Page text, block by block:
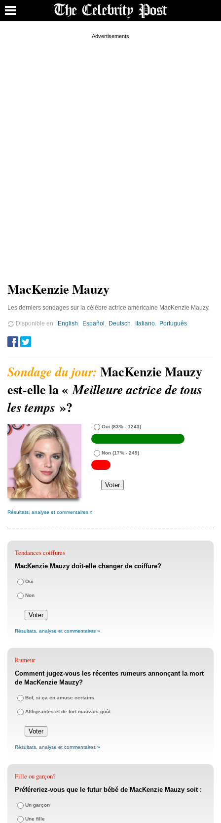
MacKenzie Mauzy
Les derniers sondages sur la célèbre actrice américaine MacKenzie Mauzy.
Disponible en English Español Deutsch Italiano Português
MacKenzie Mauzy
est-elle la «Meilleure actrice de tous
les temps »?
Oui (83% - 1243)
Non (17% - 249)
Résultats, analyse et commentaires »
Tendances coiffures
MacKenzie Mauzy doit-elle changer de coiffure?
Oui
Non
Résultats, analyse et commentaires »
Rumeur
Comment jugez-vous les récentes rumeurs annonçant la mort
de MacKenzie Mauzy?
Bof, si ça en amuse certains
Affligeantes et de fort mauvais goût
Résultats, analyse et commentaires »
Fille ou garçon?
Préféreriez-vous que le futur bébé de MacKenzie Mauzy soit :
Un garçon
Une fille